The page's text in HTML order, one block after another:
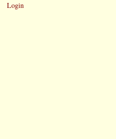
Login